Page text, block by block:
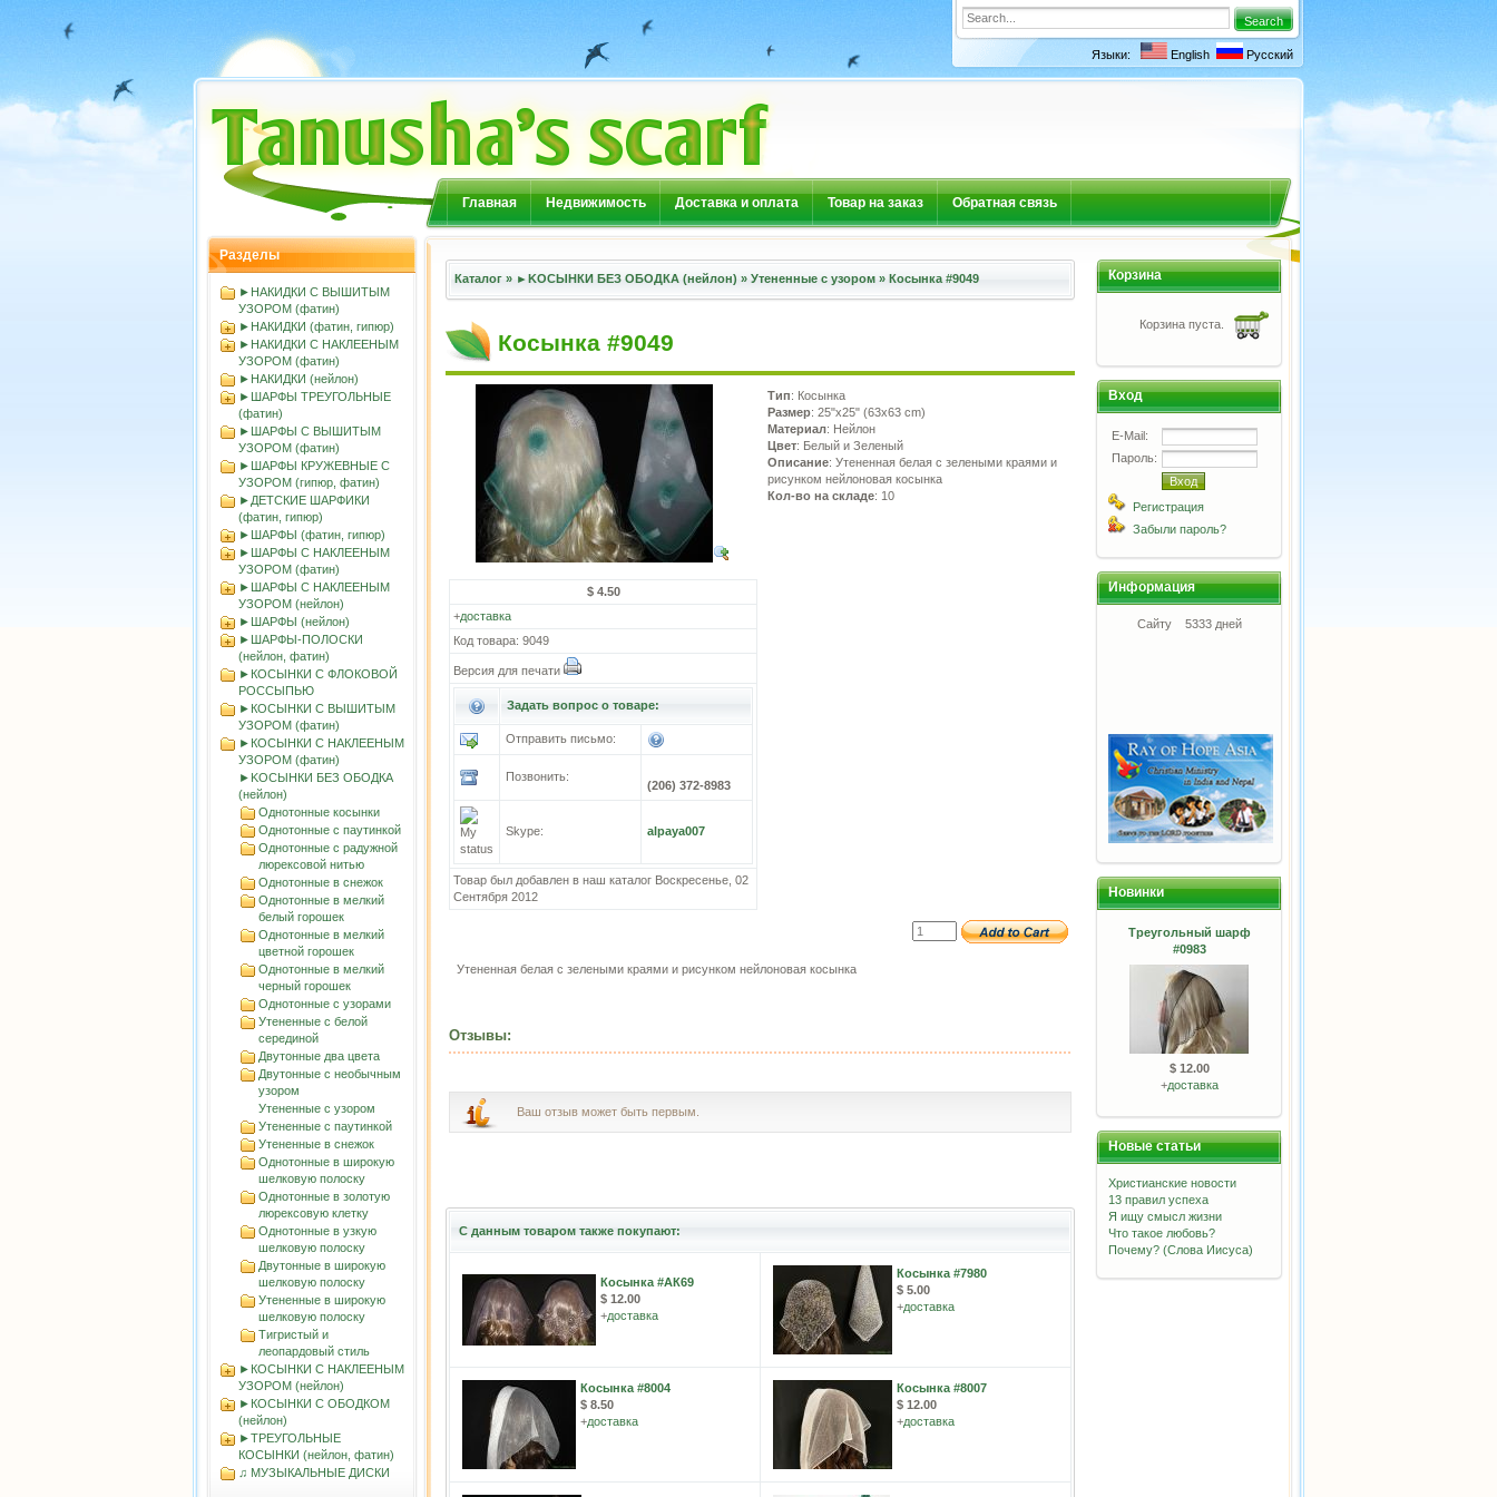
Языки: English Русский
Главная Недвижимость Доставка и оплата Товар на заказ Обратная связь
Разделы
►НАКИДКИ С ВЫШИТЫМ
УЗОРОМ (фатин)
►НАКИДКИ (фатин, гипюр)
►НАКИДКИ С НАКЛЕЕНЫМ
УЗОРОМ (фатин)
►НАКИДКИ (нейлон)
►ШАРФЫ ТРЕУГОЛЬНЫЕ
(фатин)
►ШАРФЫ С ВЫШИТЫМ
УЗОРОМ (фатин)
►ШАРФЫ КРУЖЕВНЫЕ С
УЗОРОМ (гипюр, фатин)
►ДЕТСКИЕ ШАРФИКИ
(фатин, гипюр)
►ШАРФЫ (фатин, гипюр)
►ШАРФЫ С НАКЛЕЕНЫМ
УЗОРОМ (фатин)
►ШАРФЫ С НАКЛЕЕНЫМ
УЗОРОМ (нейлон)
►ШАРФЫ (нейлон)
►ШАРФЫ-ПОЛОСКИ
(нейлон, фатин)
►КОСЫНКИ С ФЛОКОВОЙ
РОССЫПЬЮ
►КОСЫНКИ С ВЫШИТЫМ
УЗОРОМ (фатин)
►КОСЫНКИ С НАКЛЕЕНЫМ
УЗОРОМ (фатин)
►KOСЫНКИ БЕЗ ОБОДКА
(нейлон)
Однотонные косынки
Однотонные с паутинкой
Однотонные с радужной
люрексовой нитью
Однотонные в снежок
Однотонные в мелкий
белый горошек
Однотонные в мелкий
цветной горошек
Однотонные в мелкий
черный горошек
Однотонные с узорами
Утененные с белой
серединой
Двутонные два цвета
Двутонные с необычным
узором
Утененные с узором
Утененные с паутинкой
Утененные в снежок
Однотонные в широкую
шелковую полоску
Однотонные в золотую
люрексовую клетку
Однотонные в узкую
шелковую полоску
Двутонные в широкую
шелковую полоску
Утененные в широкую
шелковую полоску
Тигристый и
леопардовый стиль
►КОСЫНКИ С НАКЛЕЕНЫМ
УЗОРОМ (нейлон)
►КОСЫНКИ С ОБОДКОМ
(нейлон)
►ТРЕУГОЛЬНЫЕ
КОСЫНКИ (нейлон, фатин)
♫ МУЗЫКАЛЬНЫЕ ДИСКИ
Каталог » ►KOСЫНКИ БЕЗ ОБОДКА (нейлон) » Утененные с узором » Косынка #9049
Косынка #9049
$ 4.50
+доставка
Код товара: 9049
Версия для печати
Задать вопрос о товаре:
Отправить письмо:
Позвонить:
(206) 372-8983
Skype: alpaya007
Товар был добавлен в наш каталог Воскресенье, 02
Сентября 2012
Тип: Косынка
Размер: 25"x25" (63x63 cm)
Материал: Нейлон
Цвет: Белый и Зеленый
Описание: Утененная белая с зелеными краями и
рисунком нейлоновая косынка
Кол-во на складе: 10
Утененная белая с зелеными краями и рисунком нейлоновая косынка
Отзывы:
Ваш отзыв может быть первым.
С данным товаром также покупают:
Косынка #АК69
$ 12.00
+доставка
Косынка #7980
$ 5.00
+доставка
Косынка #8004
$ 8.50
+доставка
Косынка #8007
$ 12.00
+доставка
Корзина
Корзина пуста.
Вход
E-Mail:
Пароль:
Регистрация
Забыли пароль?
Информация
Сайту 5333 дней
Новинки
Треугольный шарф
#0983
$ 12.00
+доставка
Новые статьи
Христианские новости
13 правил успеха
Я ищу смысл жизни
Что такое любовь?
Почему? (Слова Иисуса)